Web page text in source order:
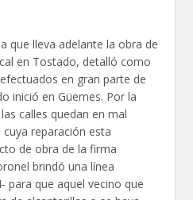
que lleva adelante la obra de
en Tostado, detalló como
en gran parte de
inició en Güemes. Por la
calles quedan en mal
reparación esta
de obra de la firma
brindó una línea
para que aquel vecino que